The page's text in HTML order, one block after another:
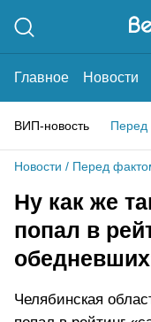
Главное Новости
ВИП-новость Перед
Новости / Перед
Ну как же
попал в
Челябинская